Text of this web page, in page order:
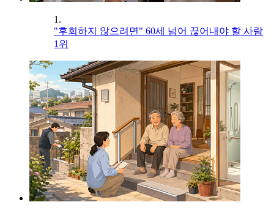
1.
"후회하지 않으려면" 60세 넘어 끊어내야 할 사람
1위